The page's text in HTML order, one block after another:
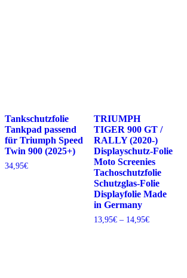
Tankschutzfolie
Tankpad passend
für Triumph Speed
Twin 900 (2025+)
34,95€
TRIUMPH
TIGER 900 GT /
RALLY (2020-)
Displayschutz-Folie
Moto Screenies
Tachoschutzfolie
Schutzglas-Folie
Displayfolie Made
in Germany
13,95€ – 14,95€Preisspanne: